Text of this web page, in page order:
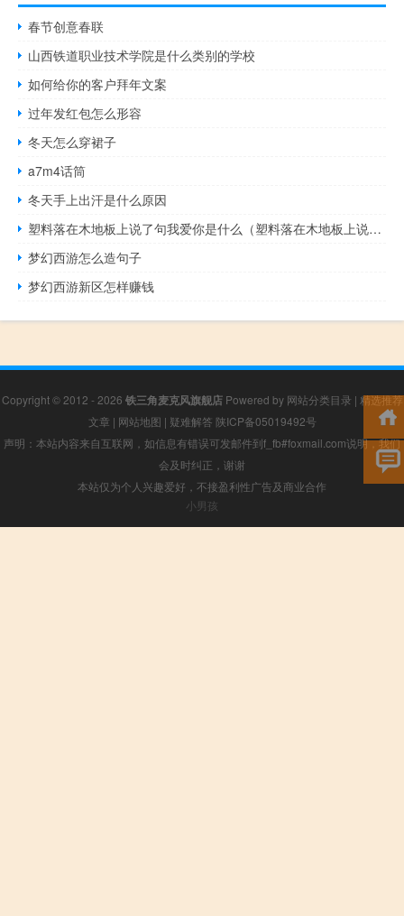
春节创意春联
山西铁道职业技术学院是什么类别的学校
如何给你的客户拜年文案
过年发红包怎么形容
冬天怎么穿裙子
a7m4话筒
冬天手上出汗是什么原因
塑料落在木地板上说了句我爱你是什么（塑料落在木地板上说了句我爱你）
梦幻西游怎么造句子
梦幻西游新区怎样赚钱
Copyright © 2012 - 2026 铁三角麦克风旗舰店Powered by 网站分类目录 | 精选推荐
文章 | 网站地图 | 疑难解答 陕ICP备05019492号
声明：本站内容来自互联网，如信息有错误可发邮件到f_fb#foxmail.com说明，我们
会及时纠正，谢谢
本站仅为个人兴趣爱好，不接盈利性广告及商业合作
小男孩